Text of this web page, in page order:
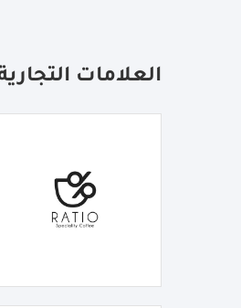
العلامات